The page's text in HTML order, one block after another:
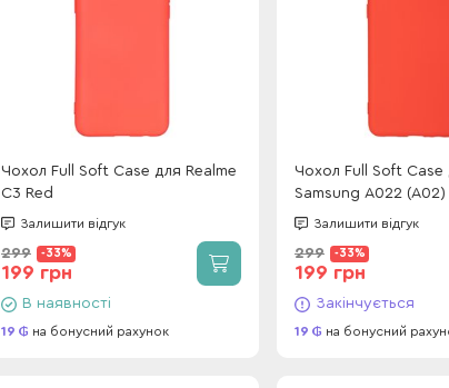
Чохол Full Soft Case для Realme
C3 Red
Залишити відгук
299 -33%
199 грн
В наявності
19 на бонусний рахунок
Чохол Full Soft Case
Samsung A022 (A02)
Залишити відгук
299 -33%
199 грн
Закінчується
19 на бонусний